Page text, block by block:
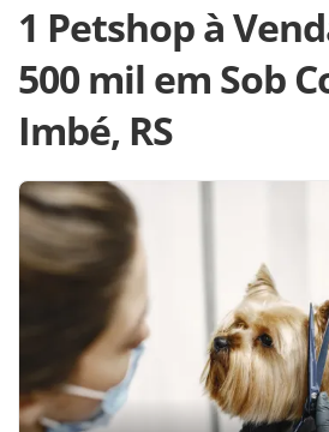
1 Petshop à
500 mil em Sob
Imbé, RS